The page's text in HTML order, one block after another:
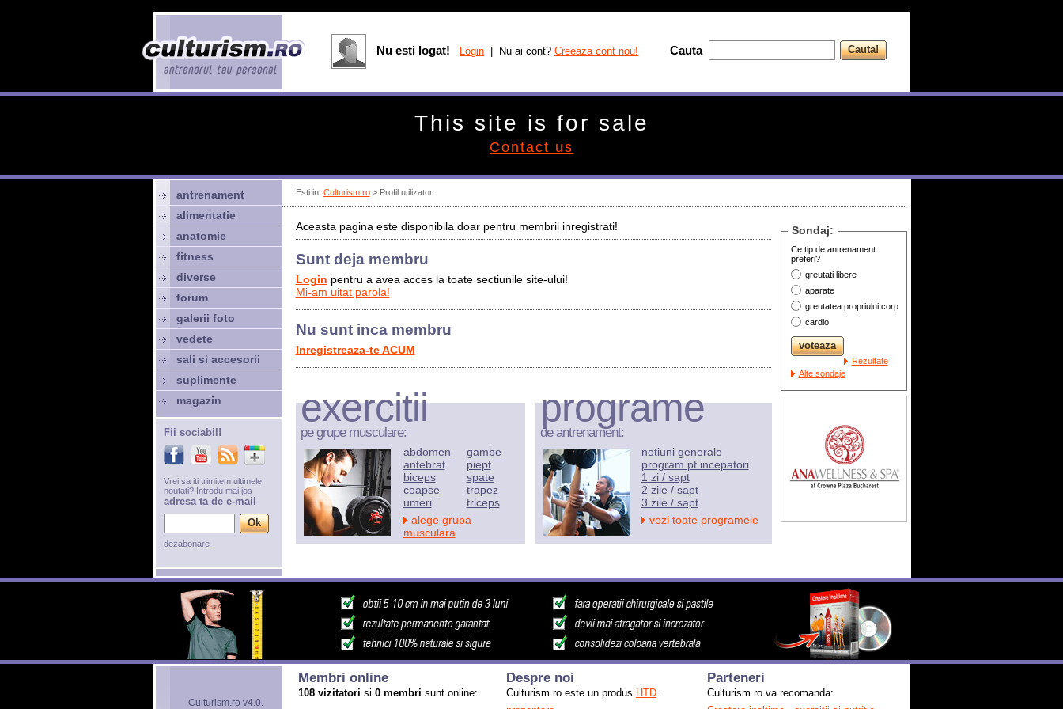
Esti in: Culturism.ro> Profil utilizator
Aceasta pagina este disponibila doar pentru membrii inregistrati!
Sunt deja membru
Login pentru a avea acces la toate sectiunile site-ului!
Mi-am uitat parola!
Nu sunt inca membru
Inregistreaza-te ACUM
Sondaj:
Ce tip de antrenament
preferi?
greutati libere
aparate
greutatea propriului corp
cardio
Rezultate
Alte sondaje
exercitii
pe grupe musculare:
abdomen
antebrat
biceps
coapse
umeri
gambe
piept
spate
trapez
triceps
alege grupa
musculara
programe
de antrenament:
notiuni generale
program pt incepatori
1 zi / sapt
2 zile / sapt
3 zile / sapt
vezi toate programele
antrenament
alimentatie
anatomie
fitness
diverse
forum
galerii foto
vedete
sali si accesorii
suplimente
magazin
Fii sociabil!
Vrei sa iti trimitem ultimele
noutati? Introdu mai jos
adresa ta de e-mail
dezabonare
Culturism.ro v4.0.
Membri online
108 vizitatori si 0 membri sunt online:
Despre noi
Culturism.ro este un produs HTD.
Parteneri
Culturism.ro va recomanda:
Nu esti logat! Login | Nu ai cont? Creeaza cont nou! Cauta
This site is for sale
Contact us